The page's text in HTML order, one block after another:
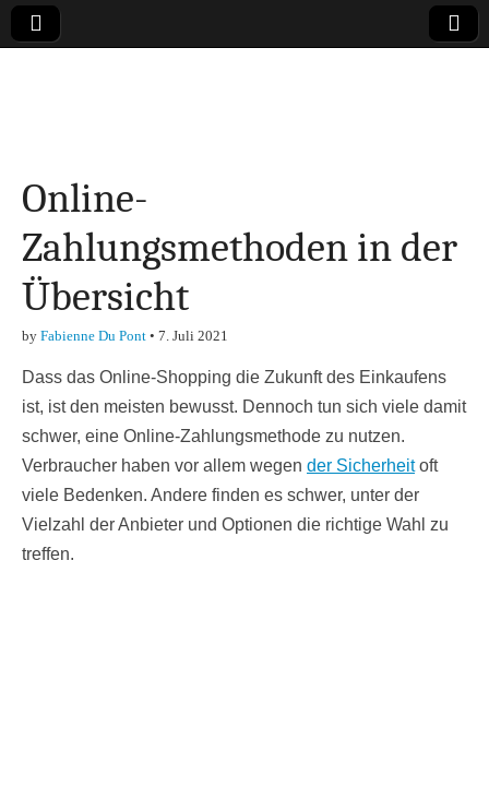
Finanzen,
Marketing-, Vertrieb-
& Investment-Tipps
Online-
Zahlungsmethoden in der
Übersicht
by Fabienne Du Pont • 7. Juli 2021
Dass das Online-Shopping die Zukunft des Einkaufens
ist, ist den meisten bewusst. Dennoch tun sich viele damit
schwer, eine Online-Zahlungsmethode zu nutzen.
Verbraucher haben vor allem wegen der Sicherheitoft
viele Bedenken. Andere finden es schwer, unter der
Vielzahl der Anbieter und Optionen die richtige Wahl zu
treffen.